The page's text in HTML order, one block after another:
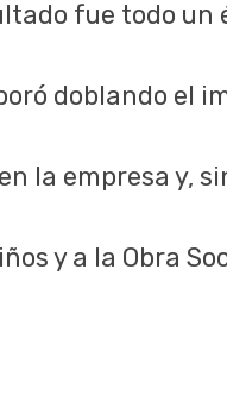
fue todo un
doblando el
la empresa y,
y a la Obra